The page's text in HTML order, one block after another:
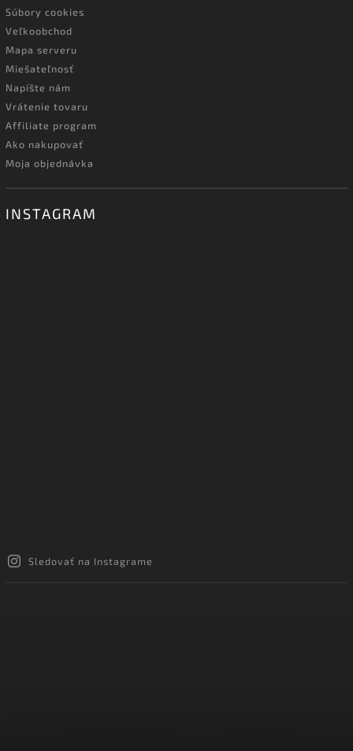
Súbory cookies
Veľkoobchod
Mapa serveru
Miešateľnosť
Napíšte nám
Vrátenie tovaru
Affiliate program
Ako nakupovať
Moja objednávka
INSTAGRAM
Sledovať na Instagrame